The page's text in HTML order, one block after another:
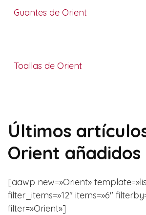
Guantes de Orient
Toallas de Orient
Últimos
Orient añadidos
[aawp new=»Orient»
filter_items=»12″ items=»6″
filter=»Orient»]